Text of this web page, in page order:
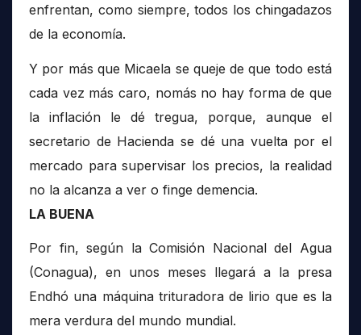
enfrentan, como siempre, todos los chingadazos
de la economía.
Y por más que Micaela se queje de que todo está
cada vez más caro, nomás no hay forma de que
la inflación le dé tregua, porque, aunque el
secretario de Hacienda se dé una vuelta por el
mercado para supervisar los precios, la realidad
no la alcanza a ver o finge demencia.
LA BUENA
Por fin, según la Comisión Nacional del Agua
(Conagua), en unos meses llegará a la presa
Endhó una máquina trituradora de lirio que es la
mera verdura del mundo mundial.